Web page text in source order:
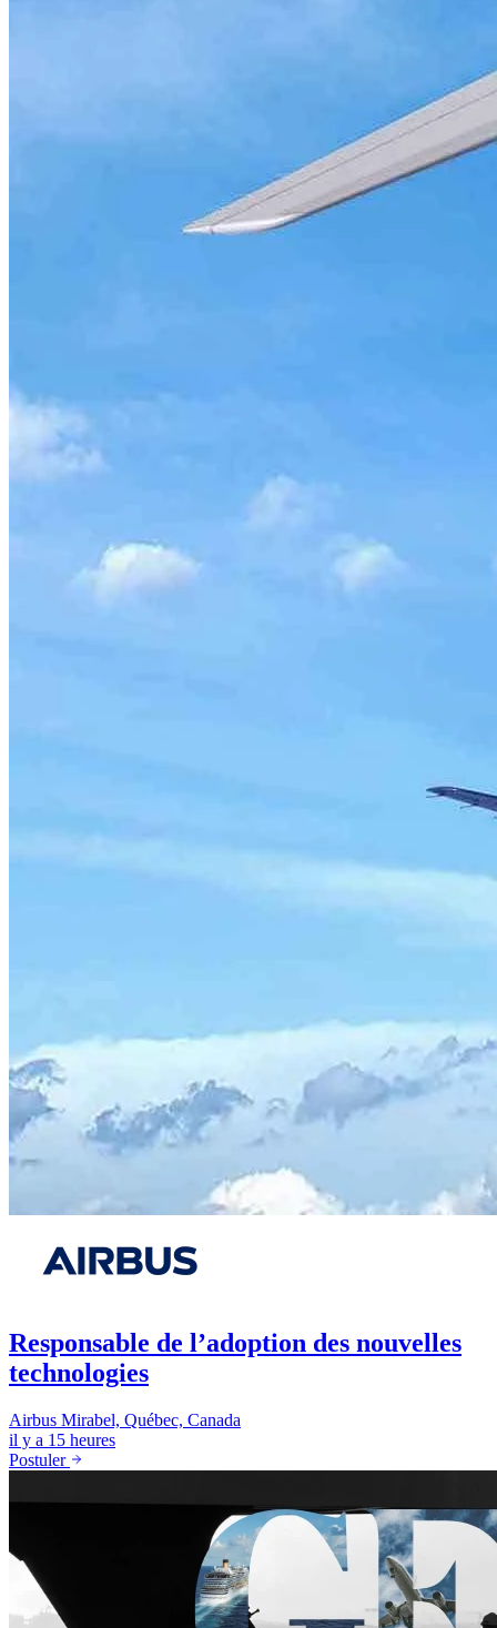
Responsable de l’adoption des nouvelles
technologies
Airbus Mirabel, Québec, Canada
il y a 15 heures
Postuler